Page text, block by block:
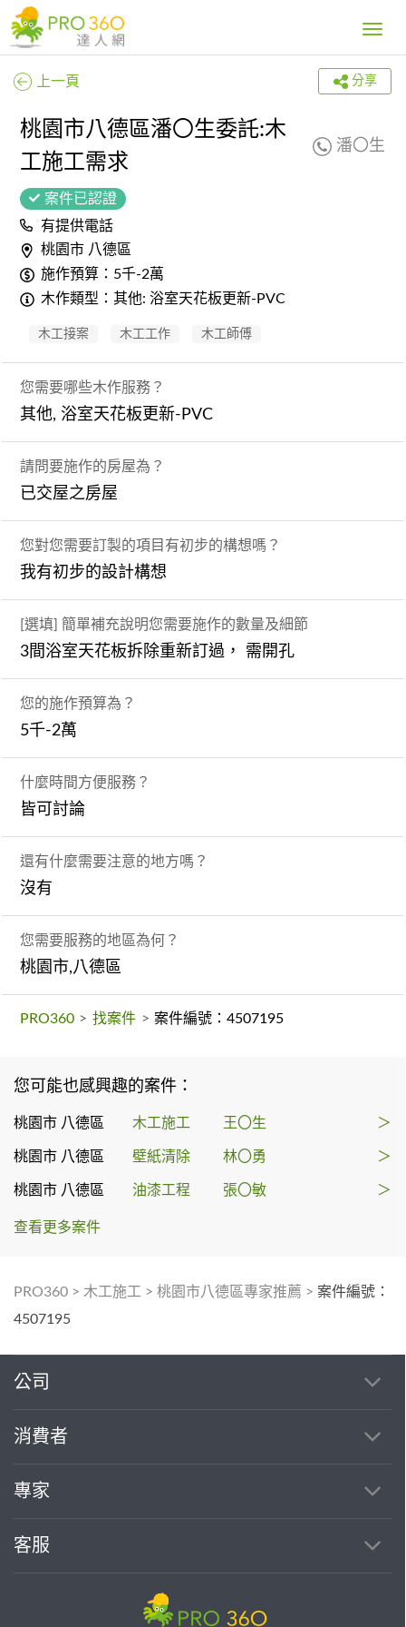
Toggle
上一頁 分享
桃園市八德區潘〇生委託:木
工施工需求
潘〇生
案件已認證
有提供電話
桃園市 八德區
施作預算：5千-2萬
木作類型：其他: 浴室天花板更新-PVC
木工接案 木工工作 木工師傅
您需要哪些木作服務？
其他, 浴室天花板更新-PVC
請問要施作的房屋為？
已交屋之房屋
您對您需要訂製的項目有初步的構想嗎？
我有初步的設計構想
[選填] 簡單補充說明您需要施作的數量及細節
3間浴室天花板拆除重新訂過， 需開孔
您的施作預算為？
5千-2萬
什麼時間方便服務？
皆可討論
還有什麼需要注意的地方嗎？
沒有
您需要服務的地區為何？
桃園市,八德區
PRO360 > 找案件 > 案件編號：4507195
您可能也感興趣的案件：
桃園市 八德區 木工施工 王〇生 ＞
桃園市 八德區 壁紙清除 林〇勇 ＞
桃園市 八德區 油漆工程 張〇敏 ＞
查看更多案件
PRO360 > 木工施工 > 桃園市八德區專家推薦 > 案件編號：
4507195
公司
消費者
專家
客服